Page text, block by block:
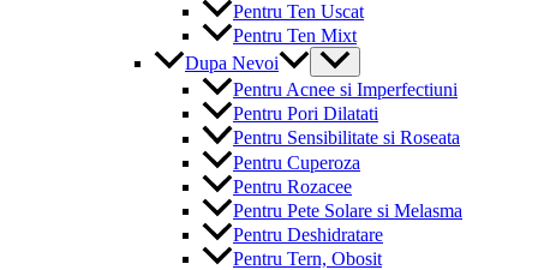
Pentru Ten Uscat
Pentru Ten Mixt
Dupa Nevoi
Menu
Toggle
Pentru Acnee si Imperfectiuni
Pentru Pori Dilatati
Pentru Sensibilitate si Roseata
Pentru Cuperoza
Pentru Rozacee
Pentru Pete Solare si Melasma
Pentru Deshidratare
Pentru Tern, Obosit